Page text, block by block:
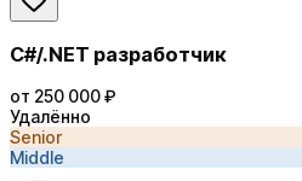
C#/.NET разработчик
от 250 000 ₽
Удалённо
Senior
Middle